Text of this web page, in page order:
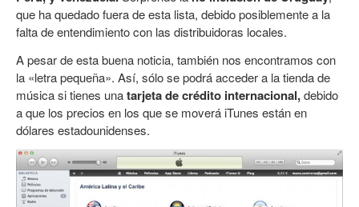
que ha quedado fuera de esta lista, debido posiblemente a la
falta de entendimiento con las distribuidoras locales.
A pesar de esta buena noticia, también nos encontramos con
la «letra pequeña». Así, sólo se podrá acceder a la tienda de
música si tienes unatarjeta de crédito internacional,debido
a que los precios en los que se moverá iTunes están en
dólares estadounidenses.